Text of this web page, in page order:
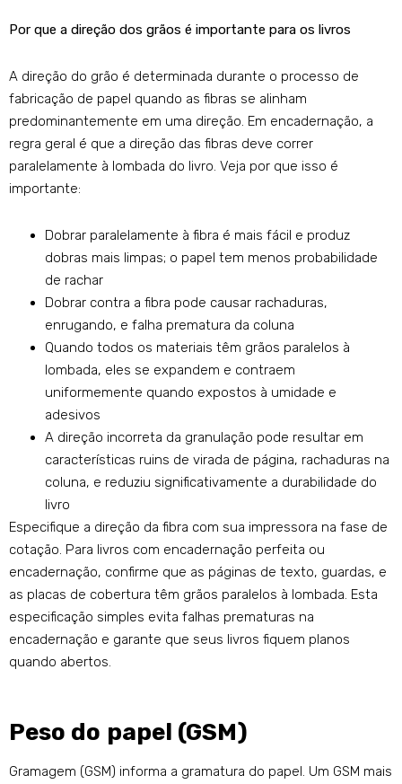
Por que a direção dos grãos é importante para os livros
A direção do grão é determinada durante o processo de
fabricação de papel quando as fibras se alinham
predominantemente em uma direção. Em encadernação, a
regra geral é que a direção das fibras deve correr
paralelamente à lombada do livro. Veja por que isso é
importante:
Dobrar paralelamente à fibra é mais fácil e produz
dobras mais limpas; o papel tem menos probabilidade
de rachar
Dobrar contra a fibra pode causar rachaduras,
enrugando, e falha prematura da coluna
Quando todos os materiais têm grãos paralelos à
lombada, eles se expandem e contraem
uniformemente quando expostos à umidade e
adesivos
A direção incorreta da granulação pode resultar em
características ruins de virada de página, rachaduras na
coluna, e reduziu significativamente a durabilidade do
livro
Especifique a direção da fibra com sua impressora na fase de
cotação. Para livros com encadernação perfeita ou
encadernação, confirme que as páginas de texto, guardas, e
as placas de cobertura têm grãos paralelos à lombada. Esta
especificação simples evita falhas prematuras na
encadernação e garante que seus livros fiquem planos
quando abertos.
Peso do papel (GSM)
Gramagem (GSM) informa a gramatura do papel. Um GSM mais